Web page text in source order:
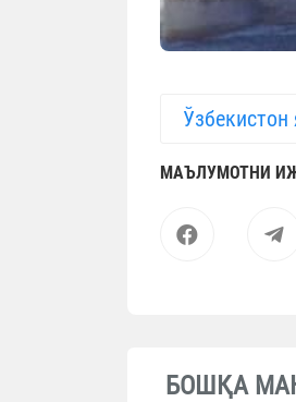
Ўзбекистон
МАЪЛУМОТНИ
БОШҚА